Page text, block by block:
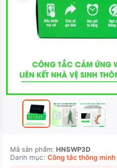
Mã sản phẩm: HNSWP3D
Danh mục: Công tắc thông minh